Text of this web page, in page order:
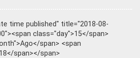
time published" title="2018-08-
class="day">15</span>
span> <span
span></span>